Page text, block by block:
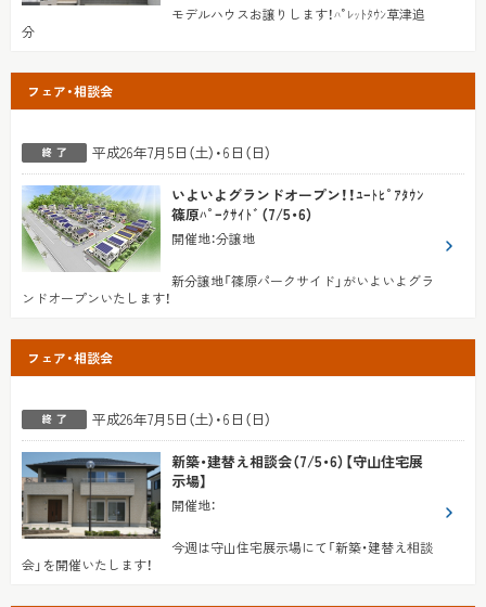
モデルハウスお譲りします！ﾊﾟﾚｯﾄﾀｳﾝ草津追
分
フェア・相談会
平成26年7月5日（土）・6日（日）
いよいよグランドオープン！！ﾕｰﾄﾋﾟｱﾀｳﾝ
篠原ﾊﾟｰｸｻｲﾄﾞ（7/5・6）
開催地：分譲地
新分譲地「篠原パークサイド」がいよいよグラ
ンドオープンいたします！
フェア・相談会
平成26年7月5日（土）・6日（日）
新築・建替え相談会（7/5・6）【守山住宅展
示場】
開催地：
今週は守山住宅展示場にて「新築・建替え相談
会」を開催いたします！